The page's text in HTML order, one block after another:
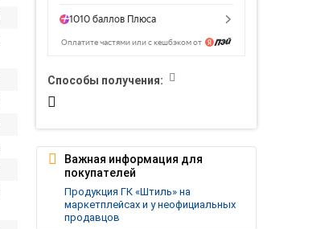
Способы получения:
Важная информация для
покупателей
Продукция ГК «Штиль» на
маркетплейсах и у неофициальных
продавцов